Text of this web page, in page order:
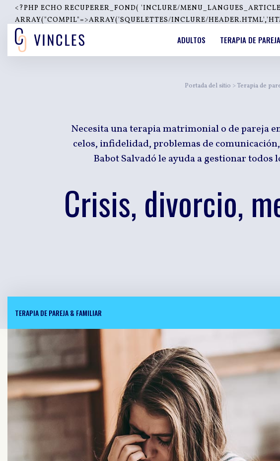
<?PHP ECHO RECUPERER_FOND( 'INCLURE/
ARRAY("COMPIL"=>ARRAY('SQUELETTES/INCLURE/
''); ?>
ADULTOS TERAPIA DE
Portada del sitio > Terapia de
Necesita una terapia matrimonial o de pareja
celos, infidelidad, problemas de
Babot Salvadó le ayuda a gestionar
Crisis, divorcio,
TERAPIA DE PAREJA & FAMILIAR